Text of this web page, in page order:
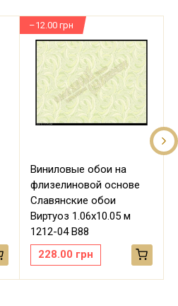
Виниловые обои на
флизелиновой основе
Славянские обои
Виртуоз 1.06х10.05 м
1212-04 В88
228.00 грн
–12.00 грн